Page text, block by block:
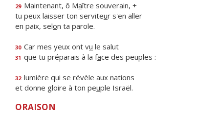
29 Maintenant, ô Maître souverain, +
tu peux laisser ton serviteur s'en aller
en paix, selon ta parole.
30 Car mes yeux ont vu le salut
31 que tu préparais à la face des peuples :
32 lumière qui se révèle aux nations
et donne gloire à ton peuple Israël.
ORAISON